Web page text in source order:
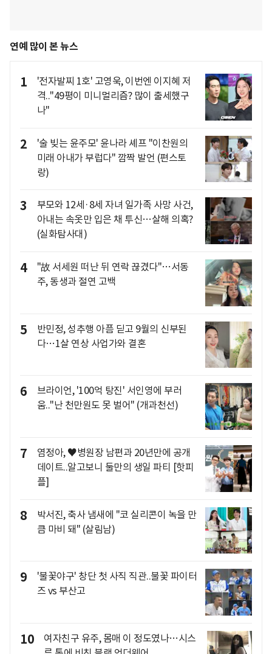
연예 많이 본 뉴스
1
'전자발찌 1호' 고영욱, 이번엔 이지혜 저
격.."49평이 미니멀리즘? 많이 출세했구
나"
2
'술 빚는 윤주모' 윤나라 셰프 "이찬원의
미래 아내가 부럽다" 깜짝 발언 (편스토
랑)
3
부모와 12세·8세 자녀 일가족 사망 사건,
아내는 속옷만 입은 채 투신…살해 의혹?
(실화탐사대)
4
"故 서세원 떠난 뒤 연락 끊겼다"…서동
주, 동생과 절연 고백
5
반민정, 성추행 아픔 딛고 9월의 신부된
다…1살 연상 사업가와 결혼
6
브라이언, '100억 탕진' 서인영에 부러
움.."난 천만원도 못 벌어" (개과천선)
7
염정아, ♥병원장 남편과 20년만에 공개
데이트..알고보니 둘만의 생일 파티 [핫피
플]
8
박서진, 축사 냄새에 "코 실리콘이 녹을 만
큼 마비 돼" (살림남)
9
'불꽃야구' 창단 첫 사직 직관..불꽃 파이터
즈 vs 부산고
10
여자친구 유주, 몸매 이 정도였나…시스